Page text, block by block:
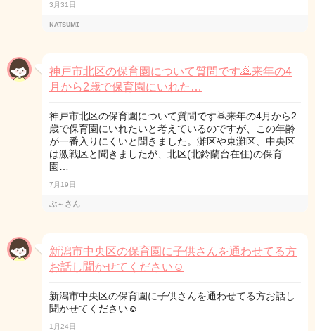
3月31日
ɴᴀᴛsᴜᴍɪ
神戸市北区の保育園について質問です🙇来年の4
月から2歳で保育園にいれた…
神戸市北区の保育園について質問です🙇来年の4月から2
歳で保育園にいれたいと考えているのですが、この年齢
が一番入りにくいと聞きました。灘区や東灘区、中央区
は激戦区と聞きましたが、北区(北鈴蘭台在住)の保育
園…
7月19日
ぶ～さん
新潟市中央区の保育園に子供さんを通わせてる方
お話し聞かせてください☺️
新潟市中央区の保育園に子供さんを通わせてる方お話し
聞かせてください☺️
1月24日